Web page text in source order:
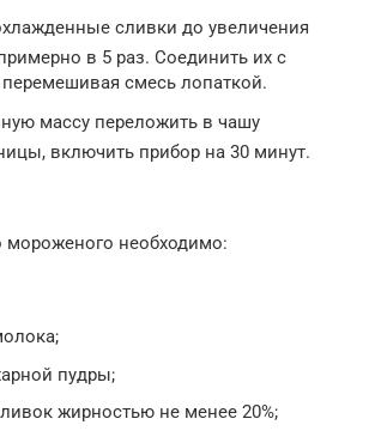
сливки до увеличения
в 5 раз. Соединить их с
смесь лопаткой.
массу переложить в чашу
включить прибор на 30 минут.
мороженого необходимо:
пудры;
жирностью не менее 20%;